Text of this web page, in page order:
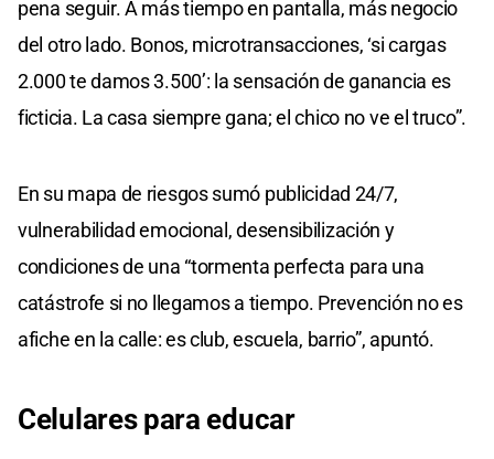
pena seguir. A más tiempo en pantalla, más negocio
del otro lado. Bonos, microtransacciones, ‘si cargas
2.000 te damos 3.500’: la sensación de ganancia es
ficticia. La casa siempre gana; el chico no ve el truco”.
En su mapa de riesgos sumó publicidad 24/7,
vulnerabilidad emocional, desensibilización y
condiciones de una “tormenta perfecta para una
catástrofe si no llegamos a tiempo. Prevención no es
afiche en la calle: es club, escuela, barrio”, apuntó.
Celulares para educar